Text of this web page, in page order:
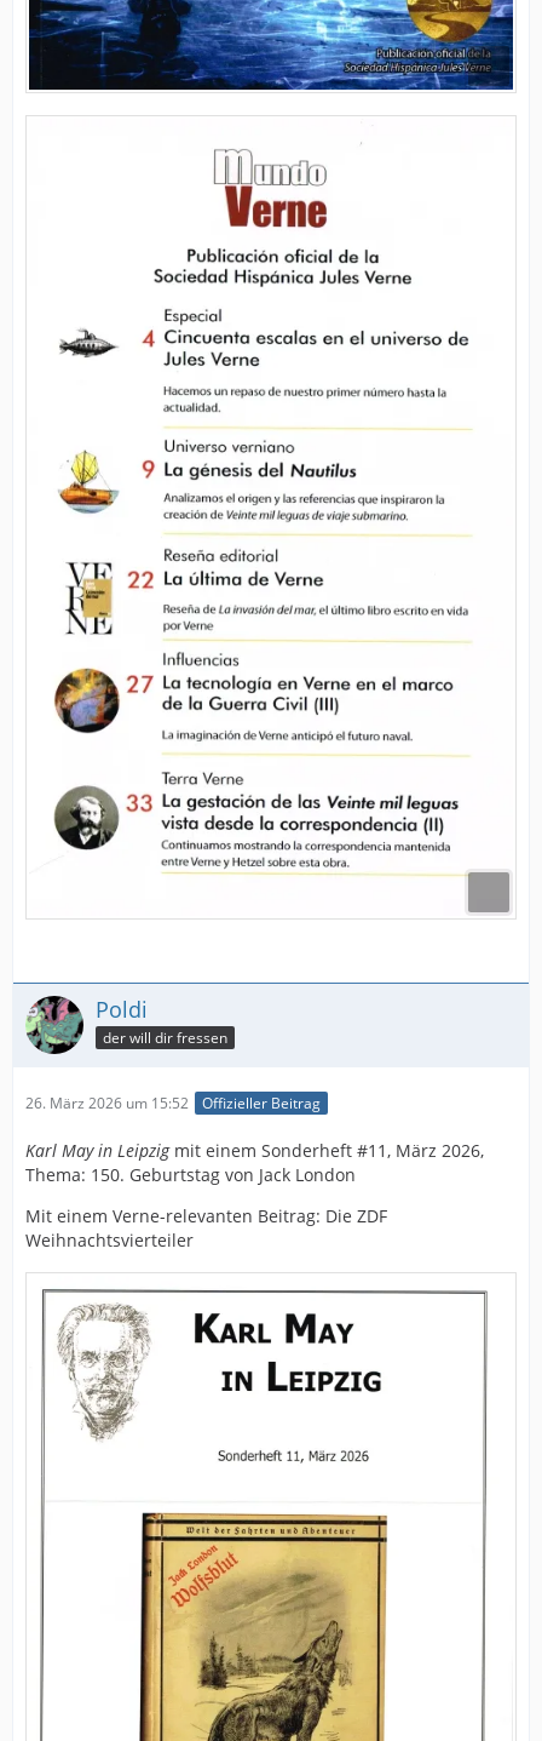
Poldi
der will dir fressen
26. März 2026 um 15:52 Offizieller Beitrag
Karl May in Leipzigmit einem Sonderheft #11, März 2026,
Thema: 150. Geburtstag von Jack London
Mit einem Verne-relevanten Beitrag: Die ZDF
Weihnachtsvierteiler